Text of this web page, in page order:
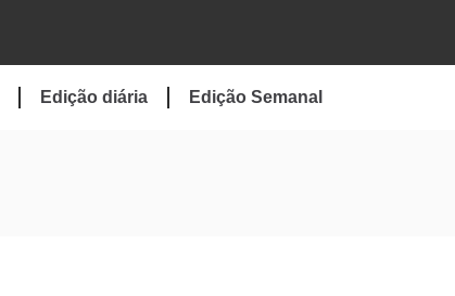
Edição diária Edição Semanal